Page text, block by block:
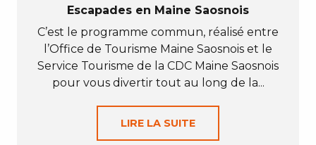
Escapades en Maine Saosnois
C’est le programme commun, réalisé entre
l’Office de Tourisme Maine Saosnois et le
Service Tourisme de la CDC Maine Saosnois
pour vous divertir tout au long de la...
LIRE LA SUITE